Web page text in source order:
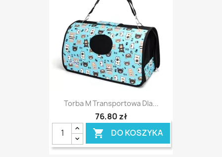
Torba M Transportowa Dla...
76,80 zł
 DO KOSZYKA